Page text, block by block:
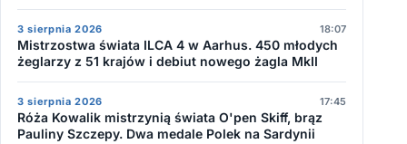
3 sierpnia 2026 18:07
Mistrzostwa świata ILCA 4 w Aarhus. 450 młodych
żeglarzy z 51 krajów i debiut nowego żagla MkII
3 sierpnia 2026 17:45
Róża Kowalik mistrzynią świata O'pen Skiff, brąz
Pauliny Szczepy. Dwa medale Polek na Sardynii